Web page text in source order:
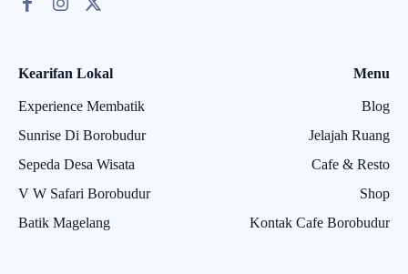
Kearifan Lokal
Experience Membatik
Sunrise Di Borobudur
Sepeda Desa Wisata
V W Safari Borobudur
Batik Magelang
Menu
Blog
Jelajah Ruang
Cafe & Resto
Shop
Kontak Cafe Borobudur